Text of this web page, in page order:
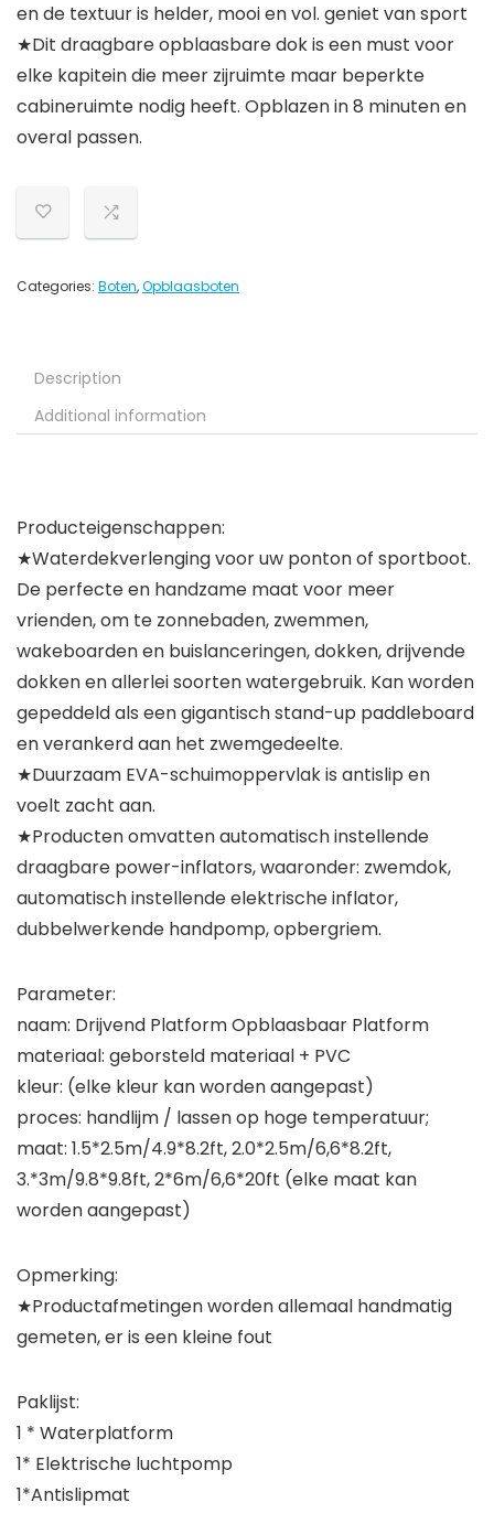
en de textuur is helder, mooi en vol. geniet van sport
★Dit draagbare opblaasbare dok is een must voor
elke kapitein die meer zijruimte maar beperkte
cabineruimte nodig heeft. Opblazen in 8 minuten en
overal passen.
Categories: Boten,Opblaasboten
Description
Additional information
Producteigenschappen:
★Waterdekverlenging voor uw ponton of sportboot.
De perfecte en handzame maat voor meer
vrienden, om te zonnebaden, zwemmen,
wakeboarden en buislanceringen, dokken, drijvende
dokken en allerlei soorten watergebruik. Kan worden
gepeddeld als een gigantisch stand-up paddleboard
en verankerd aan het zwemgedeelte.
★Duurzaam EVA-schuimoppervlak is antislip en
voelt zacht aan.
★Producten omvatten automatisch instellende
draagbare power-inflators, waaronder: zwemdok,
automatisch instellende elektrische inflator,
dubbelwerkende handpomp, opbergriem.
Parameter:
naam: Drijvend Platform Opblaasbaar Platform
materiaal: geborsteld materiaal + PVC
kleur: (elke kleur kan worden aangepast)
proces: handlijm / lassen op hoge temperatuur;
maat: 1.5*2.5m/4.9*8.2ft, 2.0*2.5m/6,6*8.2ft,
3.*3m/9.8*9.8ft, 2*6m/6,6*20ft (elke maat kan
worden aangepast)
Opmerking:
★Productafmetingen worden allemaal handmatig
gemeten, er is een kleine fout
Paklijst:
1 * Waterplatform
1* Elektrische luchtpomp
1*Antislipmat